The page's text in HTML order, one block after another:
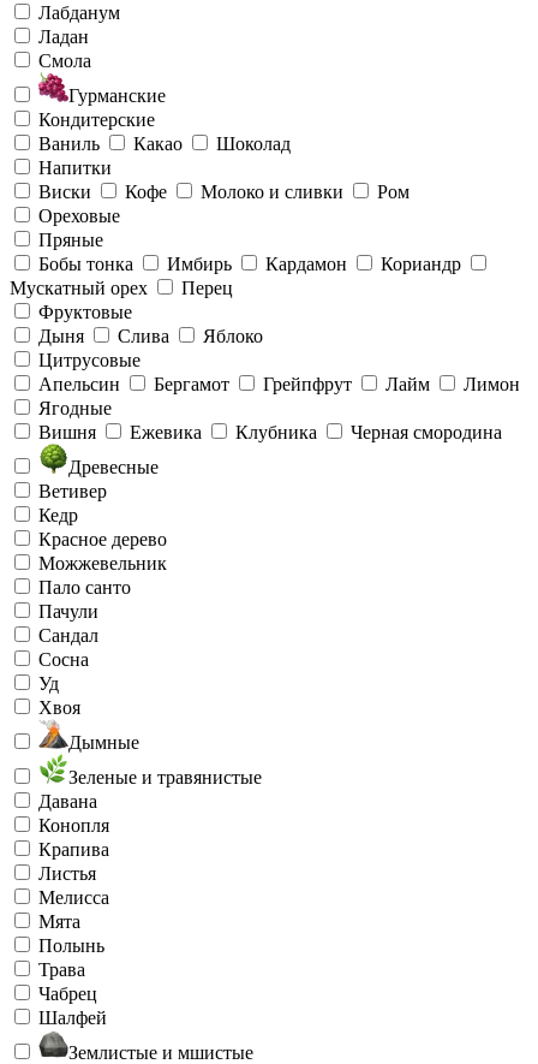
Лабданум
Ладан
Смола
Гурманские
Кондитерские
Ваниль
Какао
Шоколад
Напитки
Виски
Кофе Молоко и сливки
Ром
Ореховые
Пряные
Бобы тонка
Имбирь Кардамон
Кориандр
Мускатный орех
Перец
Фруктовые
Дыня
Слива
Яблоко
Цитрусовые
Апельсин
Бергамот Грейпфрут Лайм
Лимон
Ягодные
Вишня
Ежевика Клубника
Черная смородина
Древесные
Ветивер
Кедр
Красное дерево
Можжевельник
Пало санто
Пачули
Сандал
Сосна
Уд
Хвоя
Дымные
Зеленые и травянистые
Давана
Конопля
Крапива
Листья
Мелисса
Мята
Полынь
Трава
Чабрец
Шалфей
Землистые и мшистые